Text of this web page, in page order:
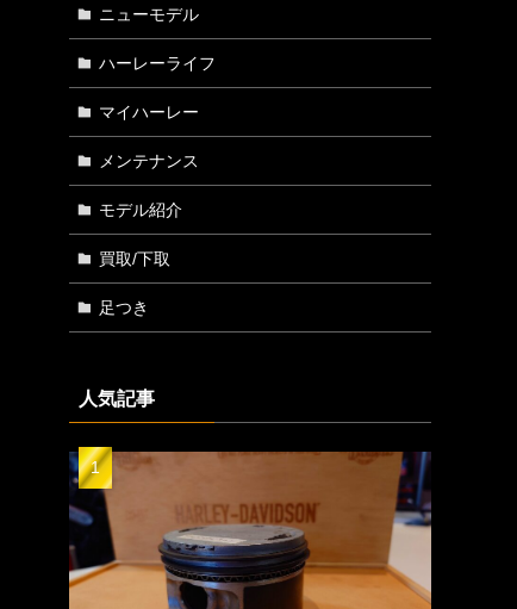
ニューモデル
ハーレーライフ
マイハーレー
メンテナンス
モデル紹介
買取/下取
足つき
人気記事